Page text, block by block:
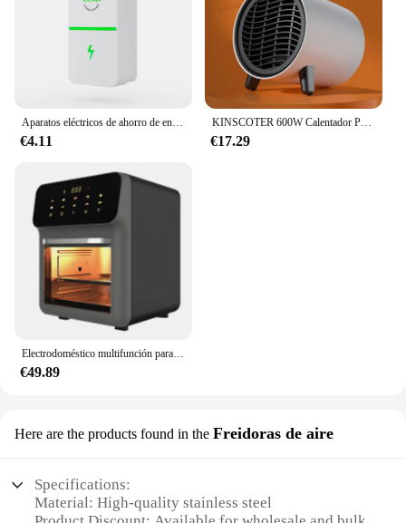
Aparatos eléctricos de ahorro de energía, seguridad económica, reducción de facturas eléctricas, facilidad de uso, alta eficiencia y ahorro de energía
€4.11
KINSCOTER 600W Calentador Portátil Calentador Eléctrico Calentador de Habitación Aparato Electrodoméstico Estufa Calentadora Mini Radiador Calentador Ventilador Calentador Máquina
€17.29
Electrodoméstico multifunción para el hogar, horno eléctrico con Control táctil, freidora de aire de 3 capas, máximo 2400W, 15l, accesorios de cocina
€49.89
Here are the products found in the Freidoras de aire
Specifications:
Material: High-quality stainless steel